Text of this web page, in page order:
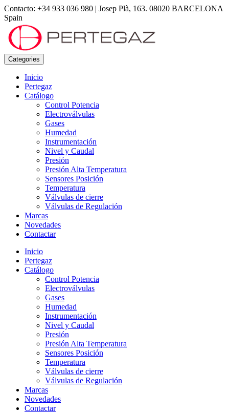
Contacto: +34 933 036 980 | Josep Plà, 163. 08020 BARCELONA
Spain
Categories
Inicio
Pertegaz
Catálogo
Control Potencia
Electroválvulas
Gases
Humedad
Instrumentación
Nivel y Caudal
Presión
Presión Alta Temperatura
Sensores Posición
Temperatura
Válvulas de cierre
Válvulas de Regulación
Marcas
Novedades
Contactar
Inicio
Pertegaz
Catálogo
Control Potencia
Electroválvulas
Gases
Humedad
Instrumentación
Nivel y Caudal
Presión
Presión Alta Temperatura
Sensores Posición
Temperatura
Válvulas de cierre
Válvulas de Regulación
Marcas
Novedades
Contactar